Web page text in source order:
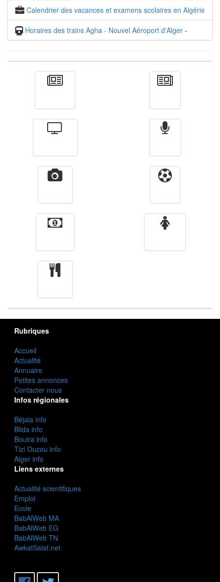
Calendrier des vacances et examens scolaires en Algérie
Horaires des trains Agha - Nouvel Aéroport d'Alger -
Rubriques
Accueil
Actualité
Annuaire
Petites annonces
Contacter nous
Infos régionales
Béjaia info
Blida info
Bouira info
Tizi Ouzou info
Alger info
Liens externes
Actualité scientifiques
Emploi
Ecole
BabAlWeb MA
BabAlWeb EG
BabAlWeb TN
AwkatSalat.net